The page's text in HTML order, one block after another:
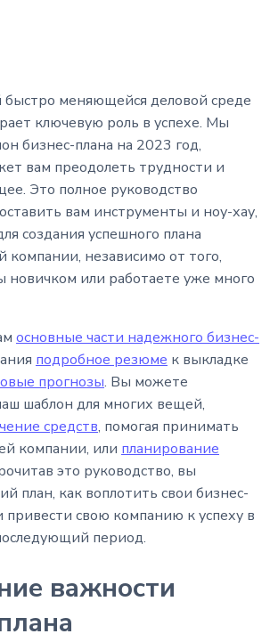
меняющейся деловой среде
ключевую роль в успехе. Мы
бизнес-плана на 2023 год,
вам преодолеть трудности и
Это полное руководство
вам инструменты и ноу-хау,
создания успешного плана
компании, независимо от того,
новичком или работаете уже много
основные части надежного бизнес-
подробное резюме к выкладке
прогнозы. Вы можете
шаблон для многих вещей,
средств, помогая принимать
компании, или планирование
это руководство, вы
план, как воплотить свои бизнес-
свою компанию к успеху в
период.
важности